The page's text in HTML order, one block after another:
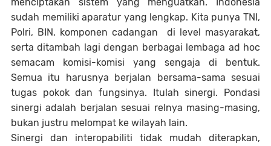
sudah memiliki aparatur yang lengkap. Kita punya TNI,
Polri, BIN, komponen cadangan di level masyarakat,
serta ditambah lagi dengan berbagai lembaga ad hoc
semacam komisi-komisi yang sengaja di bentuk.
Semua itu harusnya berjalan bersama-sama sesuai
tugas pokok dan fungsinya. Itulah sinergi. Pondasi
sinergi adalah berjalan sesuai relnya masing-masing,
bukan justru melompat ke wilayah lain.
Sinergi dan interopabiliti tidak mudah diterapkan,